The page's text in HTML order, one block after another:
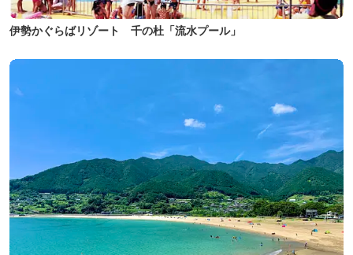
伊勢かぐらばリゾート 千の杜「流水プール」